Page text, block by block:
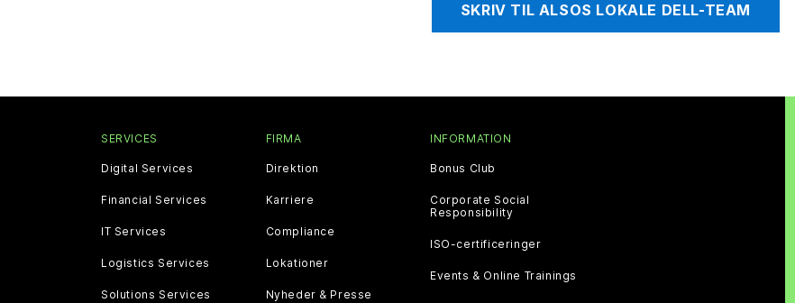
SKRIV TIL ALSOS LOKALE DELL-TEAM
SERVICES
Digital Services
Financial Services
IT Services
Logistics Services
Solutions Services
FIRMA
Direktion
Karriere
Compliance
Lokationer
Nyheder & Presse
INFORMATION
Bonus Club
Corporate Social
Responsibility
ISO-certificeringer
Events & Online Trainings